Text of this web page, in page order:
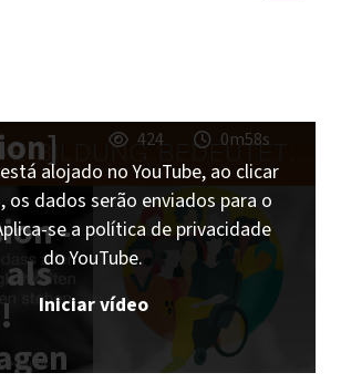
-
424 0m58s
alojado no YouTube, ao clicar
os dados serão enviados para o
se a política de privacidade
do YouTube.
Iniciar vídeo